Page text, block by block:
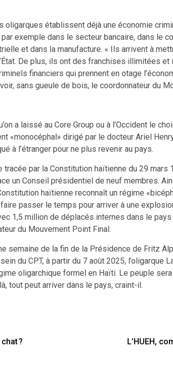
oligarques établissent déjà une économie
exemple dans le secteur bancaire, dans le
et dans la manufacture. « Ils arrivent à
De plus, ils ont des franchises illimitées et
financiers qui prennent en otage
sans gueule de bois, le coordonnateur du
a laissé au Core Group ou à l’Occident le
«monocéphal» dirigé par le docteur Ariel
à l’étranger pour ne plus revenir au pays.
tracée par la Constitution haïtienne du 29 mars
un Conseil présidentiel de neuf membres.
haïtienne reconnaît un régime
passer le temps pour arriver à une
1,5 million de déplacés internes dans le
du Mouvement Point Final.
semaine de la fin de la Présidence de Fritz
du CPT, à partir du 7 août 2025, l’oligarque
oligarchique formel en Haïti. Le peuple
tout peut arriver dans le pays, craint-il.
?
L’HUEH,